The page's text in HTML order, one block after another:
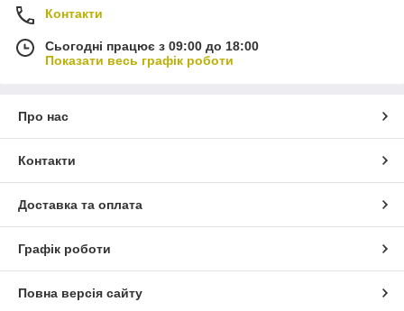
Контакти
Сьогодні працює з 09:00 до 18:00
Показати весь графік роботи
Про нас
Контакти
Доставка та оплата
Графік роботи
Повна версія сайту